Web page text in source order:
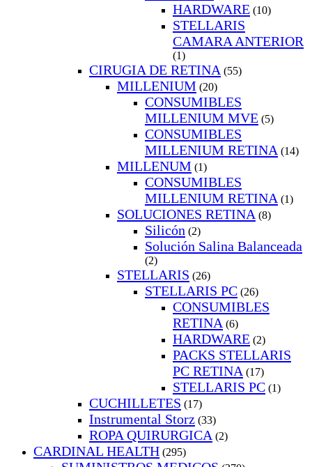
HARDWARE (10)
STELLARIS
CAMARA ANTERIOR
(1)
CIRUGIA DE RETINA (55)
MILLENIUM (20)
CONSUMIBLES
MILLENIUM MVE (5)
CONSUMIBLES
MILLENIUM RETINA (14)
MILLENUM (1)
CONSUMIBLES
MILLENIUM RETINA (1)
SOLUCIONES RETINA (8)
Silicón (2)
Solución Salina Balanceada
(2)
STELLARIS (26)
STELLARIS PC (26)
CONSUMIBLES
RETINA (6)
HARDWARE (2)
PACKS STELLARIS
PC RETINA (17)
STELLARIS PC (1)
CUCHILLETES (17)
Instrumental Storz (33)
ROPA QUIRURGICA (2)
CARDINAL HEALTH (295)